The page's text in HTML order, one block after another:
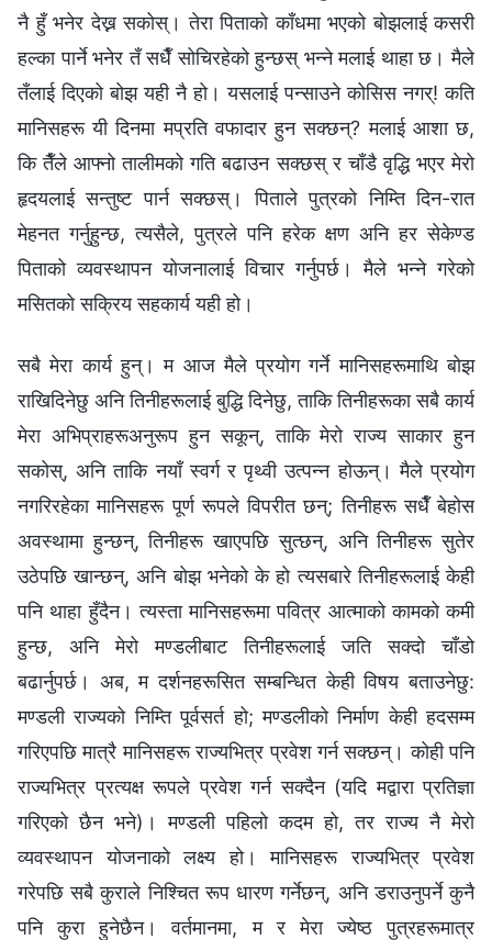
नै हुँ भनेर देख्न सकोस्। तेरा पिताको काँधमा भएको बोझलाई कसरी
हल्का पार्ने भनेर तँ सधैँ सोचिरहेको हुन्छस् भन्‍ने मलाई थाहा छ। मैले
तँलाई दिएको बोझ यही नै हो। यसलाई पन्साउने कोसिस नगर्! कति
मानिसहरू यी दिनमा मप्रति वफादार हुन सक्छन्? मलाई आशा छ,
कि तैँले आफ्नो तालीमको गति बढाउन सक्छस् र चाँडै वृद्धि भएर मेरो
हृदयलाई सन्तुष्ट पार्न सक्छस्। पिताले पुत्रको निम्ति दिन-रात
मेहनत गर्नुहुन्छ, त्यसैले, पुत्रले पनि हरेक क्षण अनि हर सेकेण्ड
पिताको व्यवस्थापन योजनालाई विचार गर्नुपर्छ। मैले भन्‍ने गरेको
मसितको सक्रिय सहकार्य यही हो।
सबै मेरा कार्य हुन्। म आज मैले प्रयोग गर्ने मानिसहरूमाथि बोझ
राखिदिनेछु अनि तिनीहरूलाई बुद्धि दिनेछु, ताकि तिनीहरूका सबै कार्य
मेरा अभिप्राहरूअनुरूप हुन सकून्, ताकि मेरो राज्य साकार हुन
सकोस्, अनि ताकि नयाँ स्वर्ग र पृथ्वी उत्पन्न होऊन्। मैले प्रयोग
नगरिरहेका मानिसहरू पूर्ण रूपले विपरीत छन्; तिनीहरू सधैँ बेहोस
अवस्थामा हुन्छन्, तिनीहरू खाएपछि सुत्छन्, अनि तिनीहरू सुतेर
उठेपछि खान्छन्, अनि बोझ भनेको के हो त्यसबारे तिनीहरूलाई केही
पनि थाहा हुँदैन। त्यस्ता मानिसहरूमा पवित्र आत्माको कामको कमी
हुन्छ, अनि मेरो मण्डलीबाट तिनीहरूलाई जति सक्दो चाँडो
बढार्नुपर्छ। अब, म दर्शनहरूसित सम्बन्धित केही विषय बताउनेछु:
मण्डली राज्यको निम्ति पूर्वसर्त हो; मण्डलीको निर्माण केही हदसम्‍म
गरिएपछि मात्रै मानिसहरू राज्यभित्र प्रवेश गर्न सक्छन्। कोही पनि
राज्यभित्र प्रत्यक्ष रूपले प्रवेश गर्न सक्दैन (यदि मद्वारा प्रतिज्ञा
गरिएको छैन भने)। मण्डली पहिलो कदम हो, तर राज्य नै मेरो
व्यवस्थापन योजनाको लक्ष्य हो। मानिसहरू राज्यभित्र प्रवेश
गरेपछि सबै कुराले निश्चित रूप धारण गर्नेछन्, अनि डराउनुपर्ने कुनै
पनि कुरा हुनेछैन। वर्तमानमा, म र मेरा ज्येष्ठ पुत्रहरूमात्र